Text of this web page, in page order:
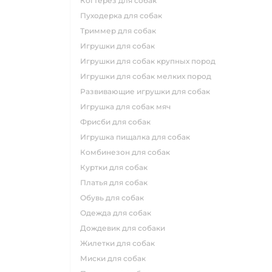
пуходерка для собак
триммер для собак
игрушки для собак
игрушки для собак крупных пород
игрушки для собак мелких пород
развивающие игрушки для собак
игрушка для собак мяч
фрисби для собак
игрушка пищалка для собак
комбинезон для собак
куртки для собак
платья для собак
обувь для собак
одежда для собак
дождевик для собаки
жилетки для собак
миски для собак